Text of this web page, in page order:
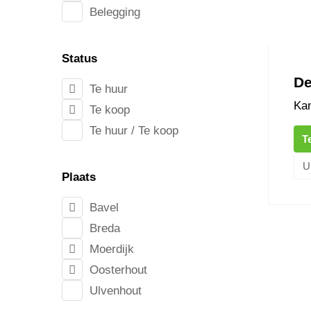
Belegging
Status
Te huur
Te koop
Te huur / Te koop
Plaats
Bavel
Breda
Moerdijk
Oosterhout
Ulvenhout